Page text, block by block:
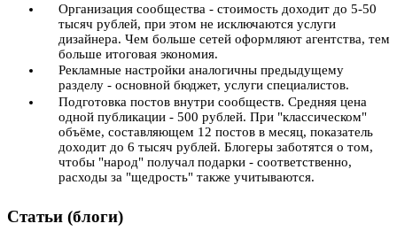
Организация сообщества - стоимость доходит до 5-50
тысяч рублей, при этом не исключаются услуги
дизайнера. Чем больше сетей оформляют агентства, тем
больше итоговая экономия.
Рекламные настройки аналогичны предыдущему
разделу - основной бюджет, услуги специалистов.
Подготовка постов внутри сообществ. Средняя цена
одной публикации - 500 рублей. При "классическом"
объёме, составляющем 12 постов в месяц, показатель
доходит до 6 тысяч рублей. Блогеры заботятся о том,
чтобы "народ" получал подарки - соответственно,
расходы за "щедрость" также учитываются.
Статьи (блоги)